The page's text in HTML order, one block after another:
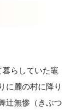
らしていた竈
に麓の村に降り
辻無惨（きぶつ